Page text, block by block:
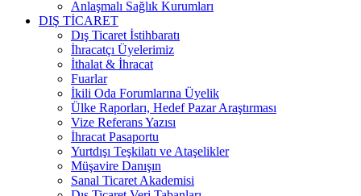
Anlaşmalı Sağlık Kurumları
DIŞ TİCARET
Dış Ticaret İstihbaratı
İhracatçı Üyelerimiz
İthalat & İhracat
Fuarlar
İkili Oda Forumlarına Üyelik
Ülke Raporları, Hedef Pazar Araştırması
Vize Referans Yazısı
İhracat Pasaportu
Yurtdışı Teşkilatı ve Ataşelikler
Müşavire Danışın
Sanal Ticaret Akademisi